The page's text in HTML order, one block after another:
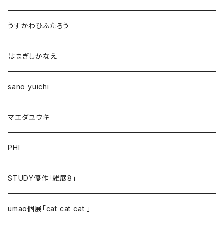
うすかわひふたろう
はまぎしかなえ
sano yuichi
マエダユウキ
PHI
STUDY優作「雑展8」
umao個展「cat cat cat 」